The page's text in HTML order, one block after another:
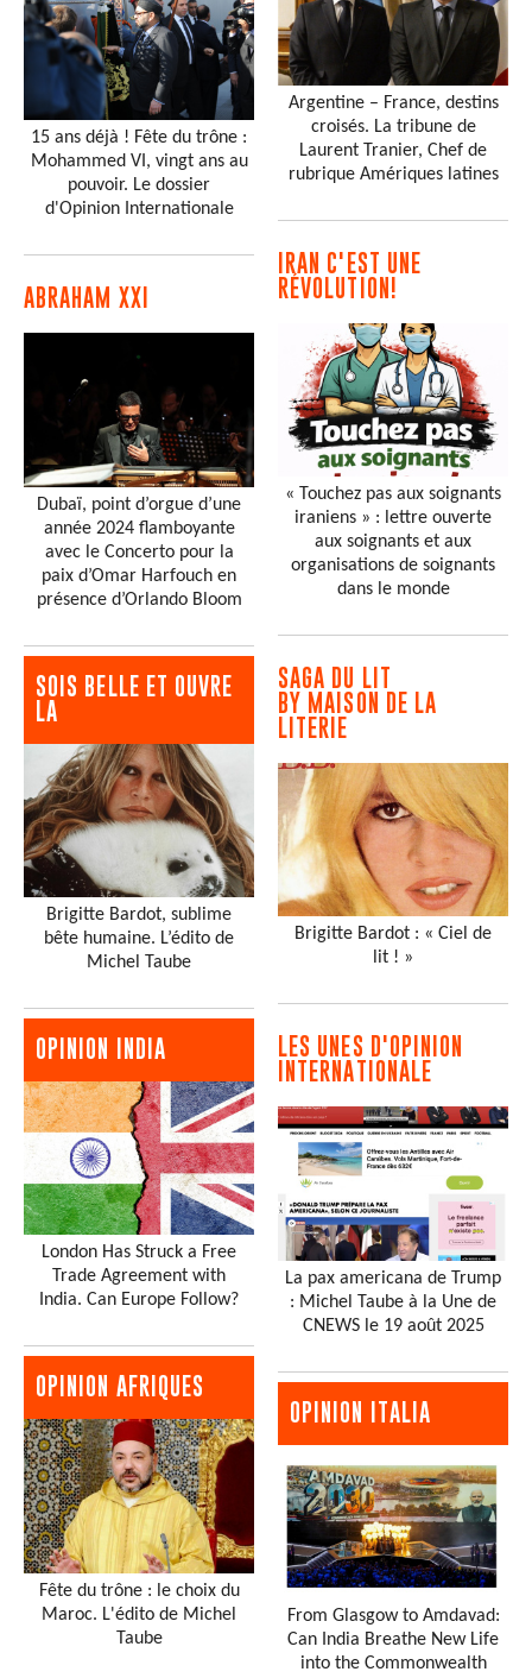
15 ans déjà ! Fête du trône :
Mohammed VI, vingt ans au
pouvoir. Le dossier
d'Opinion Internationale
ABRAHAM XXI
Dubaï, point d’orgue d’une
année 2024 flamboyante
avec le Concerto pour la
paix d’Omar Harfouch en
présence d’Orlando Bloom
SOIS BELLE ET OUVRE
LA
Brigitte Bardot, sublime
bête humaine. L’édito de
Michel Taube
OPINION INDIA
London Has Struck a Free
Trade Agreement with
India. Can Europe Follow?
OPINION AFRIQUES
Fête du trône : le choix du
Maroc. L'édito de Michel
Taube
Argentine – France, destins
croisés. La tribune de
Laurent Tranier, Chef de
rubrique Amériques latines
IRAN C'EST UNE
RÉVOLUTION!
« Touchez pas aux soignants
iraniens » : lettre ouverte
aux soignants et aux
organisations de soignants
dans le monde
SAGA DU LIT
BY MAISON DE LA
LITERIE
Brigitte Bardot : « Ciel de
lit ! »
LES UNES D'OPINION
INTERNATIONALE
La pax americana de Trump
: Michel Taube à la Une de
CNEWS le 19 août 2025
OPINION ITALIA
From Glasgow to Amdavad:
Can India Breathe New Life
into the Commonwealth